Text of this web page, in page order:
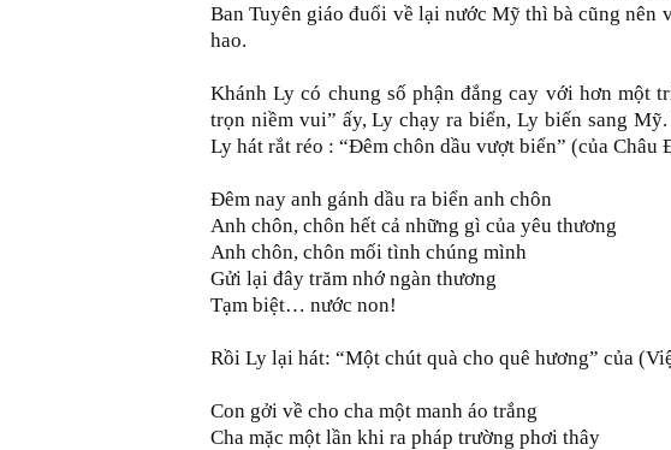
Ban Tuyên giáo đuổi về lại nước Mỹ thì bà cũng nên
hao.
Khánh Ly có chung số phận đắng cay với hơn một
trọn niềm vui” ấy, Ly chạy ra biển, Ly biến sang
Ly hát rắt réo : “Đêm chôn dầu vượt biển” (của Châu
Đêm nay anh gánh dầu ra biển anh chôn
Anh chôn, chôn hết cả những gì của yêu thương
Anh chôn, chôn mối tình chúng mình
Gửi lại đây trăm nhớ ngàn thương
Tạm biệt… nước non!
Rồi Ly lại hát: “Một chút quà cho quê hương” của
Con gởi về cho cha một manh áo trắng
Cha mặc một lần khi ra pháp trường phơi thây